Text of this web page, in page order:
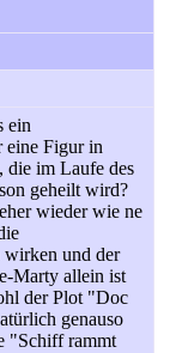
ein
eine Figur in
die im Laufe des
geheilt wird?
wieder wie ne
wirken und der
Marty allein ist
der Plot "Doc
genauso
"Schiff rammt